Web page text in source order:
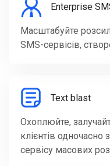
Enterprise
Масштабуйте
SMS-сервісів,
Text blast
Охоплюйте,
клієнтів
сервісу масових